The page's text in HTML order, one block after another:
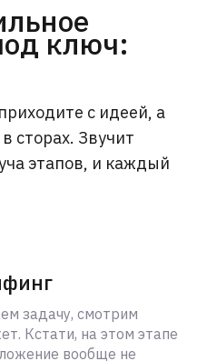
ключ:
с идеей, а
сторах. Звучит
этапов, и каждый
задачу, смотрим
Кстати, на этом этапе
вообще не